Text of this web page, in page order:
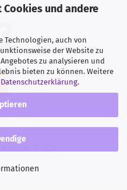
und andere
Technologien, auch von
der Website zu
zu analysieren und
bieten zu können. Weitere
Datenschutzerklärung.